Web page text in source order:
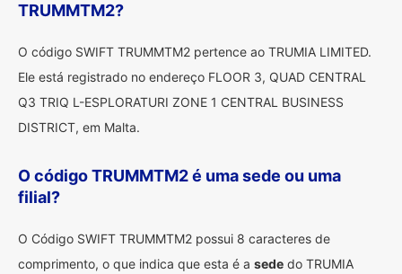
TRUMMTM2?
O código SWIFT TRUMMTM2 pertence ao TRUMIA LIMITED.
Ele está registrado no endereço FLOOR 3, QUAD CENTRAL
Q3 TRIQ L-ESPLORATURI ZONE 1 CENTRAL BUSINESS
DISTRICT, em Malta.
O código TRUMMTM2 é uma sede ou uma
filial?
O Código SWIFT TRUMMTM2 possui 8 caracteres de
comprimento, o que indica que esta é a sede do TRUMIA